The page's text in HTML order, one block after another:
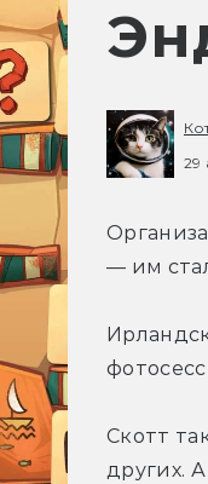
29
— им
Скотт
других.